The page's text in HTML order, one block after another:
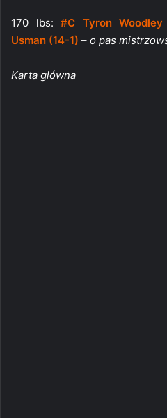
170 lbs: #C Tyron
Usman (14-1) – o pas
Karta główna